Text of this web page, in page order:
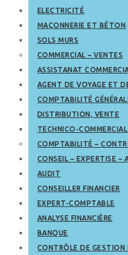
ELECTRICITÉ
MAÇONNERIE ET BÉTON
SOLS MURS
COMMERCIAL – VENTES
ASSISTANAT
AGENT DE VOYAGE ET
COMPTABILITÉ
DISTRIBUTION, VENTE
TECHNICO-COMMERCIAL
COMPTABILITÉ –
CONSEIL – EXPERTISE –
AUDIT
CONSEILLER FINANCIER
EXPERT-COMPTABLE
ANALYSE FINANCIÈRE
BANQUE
CONTRÔLE DE GESTION